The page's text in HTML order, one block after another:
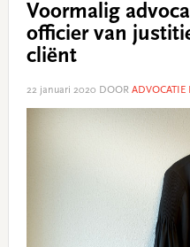
Voormalig
officier van
cliënt
22 januari 2020 DOOR ADVOCATIE